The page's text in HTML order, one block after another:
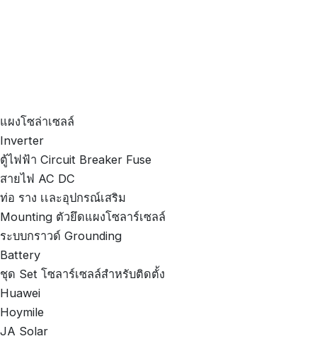
แผงโซล่าเซลล์
Inverter
ตู้ไฟฟ้า Circuit Breaker Fuse
สายไฟ AC DC
ท่อ ราง เเละอุปกรณ์เสริม
Mounting ตัวยึดแผงโซลาร์เซลล์
ระบบกราวด์ Grounding
Battery
ชุด Set โซลาร์เซลล์สำหรับติดตั้ง
Huawei
Hoymile
JA Solar